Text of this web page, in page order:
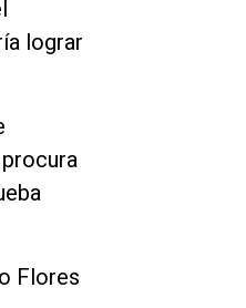
lograr
Flores